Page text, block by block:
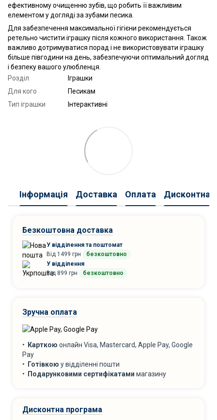
ефективному очищенню зубів, що робить її важливим
елементом у догляді за зубами песика.
Для забезпечення максимальної гігієни рекомендується
ретельно чистити іграшку після кожного використання. Також
важливо дотримуватися порад і не використовувати іграшку
більше півгодини на день, забезпечуючи оптимальний догляд
і безпеку вашого улюбленця.
Розділ
Іграшки
Для кого
Песикам
Тип іграшки
Інтерактивні
Інформація Доставка Оплата Дисконтна
Безкоштовна доставка
У відділення та поштомат
Від 1499 грн
безкоштовно
У відділення
Від 899 грн
безкоштовно
Зручна оплата
• Карткою онлайн Visa, Mastercard, Apple Pay, Google
Pay
• Готівкою у відділенні пошти
• Подарунковими сертифікатами магазину
Дисконтна програма